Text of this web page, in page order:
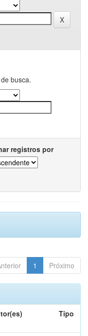
busca.
registros por
1 Próximo
Tipo